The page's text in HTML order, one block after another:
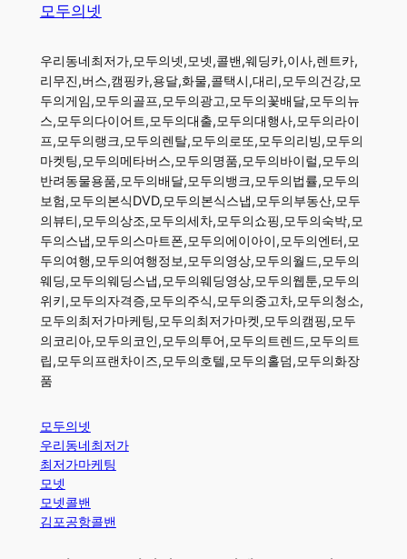
모두의넷
우리동네최저가,모두의넷,모넷,콜밴,웨딩카,이사,렌트카,
리무진,버스,캠핑카,용달,화물,콜택시,대리,모두의건강,모
두의게임,모두의골프,모두의광고,모두의꽃배달,모두의뉴
스,모두의다이어트,모두의대출,모두의대행사,모두의라이
프,모두의랭크,모두의렌탈,모두의로또,모두의리빙,모두의
마켓팅,모두의메타버스,모두의명품,모두의바이럴,모두의
반려동물용품,모두의배달,모두의뱅크,모두의법률,모두의
보험,모두의본식DVD,모두의본식스냅,모두의부동산,모두
의뷰티,모두의상조,모두의세차,모두의쇼핑,모두의숙박,모
두의스냅,모두의스마트폰,모두의에이아이,모두의엔터,모
두의여행,모두의여행정보,모두의영상,모두의월드,모두의
웨딩,모두의웨딩스냅,모두의웨딩영상,모두의웹툰,모두의
위키,모두의자격증,모두의주식,모두의중고차,모두의청소,
모두의최저가마케팅,모두의최저가마켓,모두의캠핑,모두
의코리아,모두의코인,모두의투어,모두의트렌드,모두의트
립,모두의프랜차이즈,모두의호텔,모두의홀덤,모두의화장
품
모두의넷
우리동네최저가
최저가마케팅
모넷
모넷콜밴
김포공항콜밴